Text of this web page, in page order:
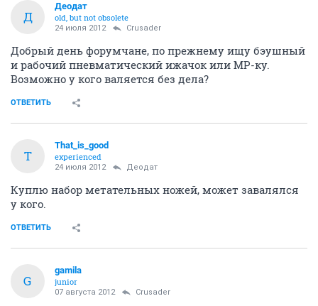
Д
Деодат
old, but not obsolete
24 июля 2012 Crusader
Добрый день форумчане, по прежнему ищу бэушный
и рабочий пневматический ижачок или МР-ку.
Возможно у кого валяется без дела?
ОТВЕТИТЬ
T
That_is_good
experienced
24 июля 2012 Деодат
Куплю набор метательных ножей, может завалялся
у кого.
ОТВЕТИТЬ
G
gamila
junior
07 августа 2012 Crusader